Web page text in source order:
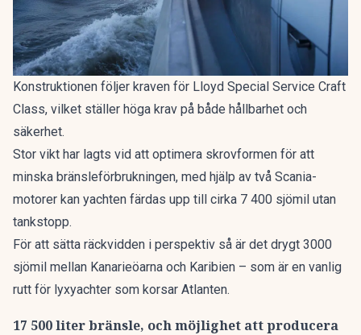
Konstruktionen följer kraven för Lloyd Special Service Craft
Class, vilket ställer höga krav på både hållbarhet och
säkerhet.
Stor vikt har lagts vid att optimera skrovformen för att
minska bränsleförbrukningen, med hjälp av två Scania-
motorer kan yachten färdas upp till cirka 7 400 sjömil utan
tankstopp.
För att sätta räckvidden i perspektiv så är det drygt 3000
sjömil mellan Kanarieöarna och Karibien – som är en vanlig
rutt för lyxyachter som korsar Atlanten.
17 500 liter bränsle, och möjlighet att producera